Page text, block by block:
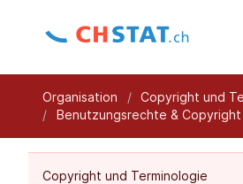
Organisation
Copyright und
Benutzungsrechte & Copyright
Copyright und Terminologie